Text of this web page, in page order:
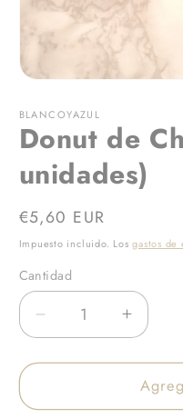
multimedia
1
en
ventana
modal
BLANCOYAZUL
Donut de
unidades)
Precio
habitual
€5,60 EUR
Impuesto incluido. Losgastos de
Cantidad
Reducir
cantidad
para
de
cantidad
para
Donut
de